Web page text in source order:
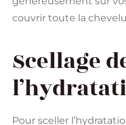
couvrir toute la
Scellage
Pour sceller